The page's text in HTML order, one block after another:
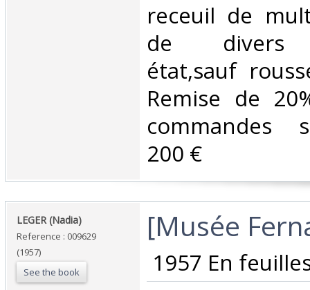
‎receuil de
de divers
état,sauf
Remise de
commandes
200 €‎
‎LEGER (Nadia)‎
Reference : 009629
(1957)
See the book
‎[Musée
1957 En